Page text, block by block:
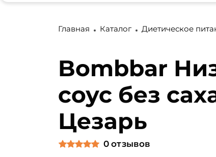
Главная Каталог Диетическое
Bombbar
соус без
Цезарь
0 отзывов